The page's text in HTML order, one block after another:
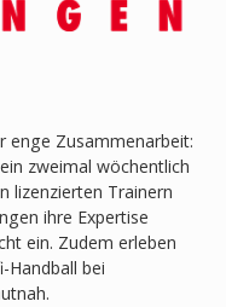
enge Zusammenarbeit:
zweimal wöchentlich
lizenzierten Trainern
ihre Expertise
ein. Zudem erleben
Handball bei